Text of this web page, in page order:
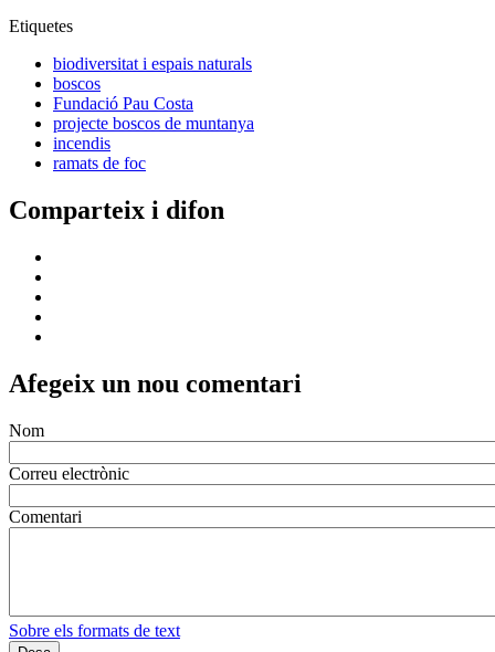
Etiquetes
biodiversitat i espais naturals
boscos
Fundació Pau Costa
projecte boscos de muntanya
incendis
ramats de foc
Comparteix i difon
Afegeix un nou comentari
Nom
Correu electrònic
Comentari
Sobre els formats de text